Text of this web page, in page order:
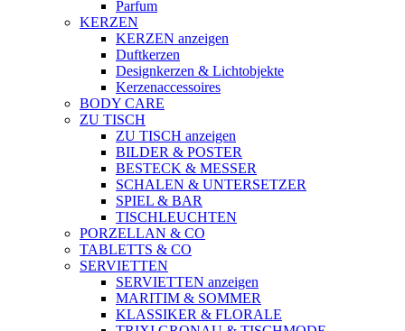
Parfum
KERZEN
KERZEN anzeigen
Duftkerzen
Designkerzen & Lichtobjekte
Kerzenaccessoires
BODY CARE
ZU TISCH
ZU TISCH anzeigen
BILDER & POSTER
BESTECK & MESSER
SCHALEN & UNTERSETZER
SPIEL & BAR
TISCHLEUCHTEN
PORZELLAN & CO
TABLETTS & CO
SERVIETTEN
SERVIETTEN anzeigen
MARITIM & SOMMER
KLASSIKER & FLORALE